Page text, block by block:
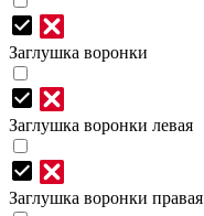
Заглушка воронки
Заглушка воронки левая
Заглушка воронки правая